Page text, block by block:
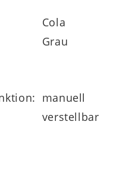
beträgt ca. 162
Haptik des
Cola
Grau
manuell
verstellbar